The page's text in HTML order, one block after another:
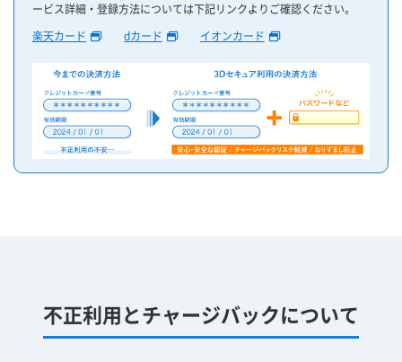
ービス詳細・登録方法については下記リンクよりご確認ください。
楽天カード
dカード イオンカード
不正利用とチャージバックについて